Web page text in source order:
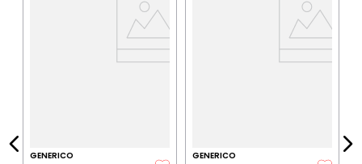
GENERICO GENERICO